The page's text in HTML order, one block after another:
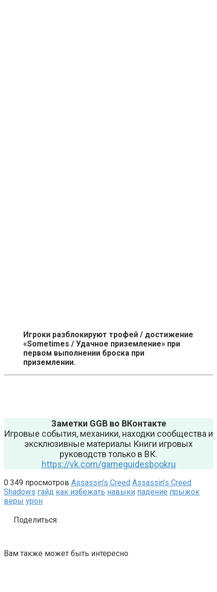
Игроки разблокируют трофей / достижение
«Sometimes / Удачное приземление» при
первом выполнении броска при
приземлении.
Заметки GGB во ВКонтакте
Игровые события, механики, находки сообщества и
эксклюзивные материалы Книги игровых
руководств только в ВК.
https://vk.com/gameguidesbookru
0 349 просмотров Assassin’s Creed Assassin’s Creed
Shadows гайд как избежать навыки падение прыжок
веры урон
Поделиться:
Вам также может быть интересно